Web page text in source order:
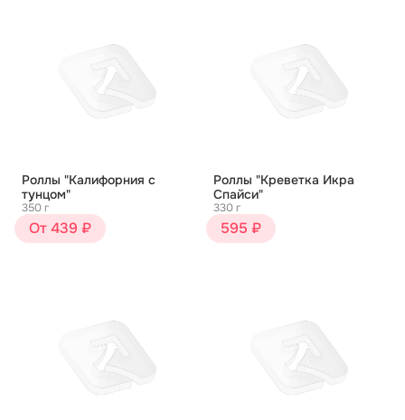
Роллы "Калифорния с
тунцом"
350 г
От 439 ₽
Роллы "Креветка Икра
Спайси"
330 г
595 ₽